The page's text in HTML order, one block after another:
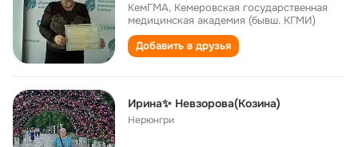
КемГМА, Кемеровская государственная
медицинская академия (бывш. КГМИ)
Добавить в друзья
Ирина✨ Невзорова(Козина)
Нерюнгри